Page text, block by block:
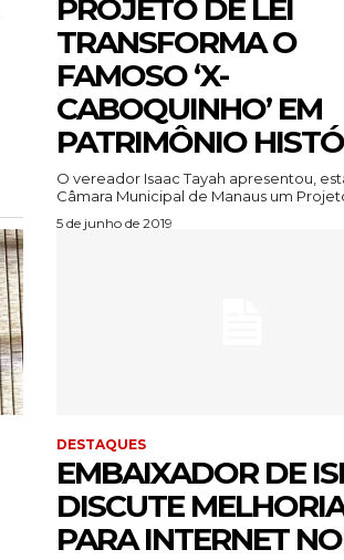
PROJETO DE LEI
TRANSFORMA O
FAMOSO ‘X-
CABOQUINHO’ EM
PATRIMÔNIO
O vereador Isaac Tayah apresentou,
Câmara Municipal de Manaus um
5 de junho de 2019
DESTAQUES
EMBAIXADOR DE
DISCUTE
PARA INTERNET